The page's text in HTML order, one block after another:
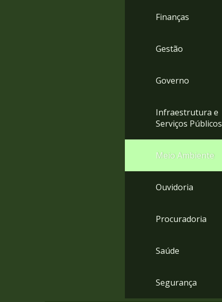
Finanças
Gestão
Governo
Infraestrutura e
Serviços Públicos
Meio Ambiente
Ouvidoria
Procuradoria
Saúde
Segurança